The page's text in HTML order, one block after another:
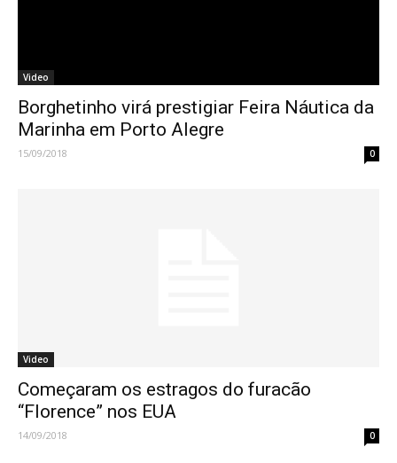
Video
Borghetinho virá prestigiar Feira Náutica da
Marinha em Porto Alegre
15/09/2018 0
Video
Começaram os estragos do furacão
“Florence” nos EUA
14/09/2018 0